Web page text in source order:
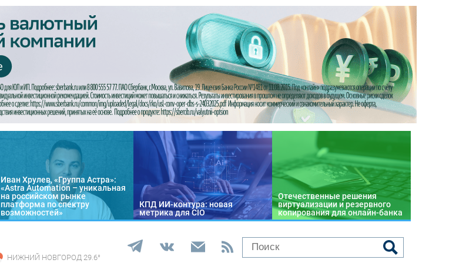
Иван Хрулев, «Группа Астра»:
«Astra Automation – уникальная
на российском рынке
платформа по спектру
возможностей»
КПД ИИ-контура: новая
метрика для CIO
Отечественные решения
виртуализации и резервного
копирования для онлайн-банка
НИЖНИЙ НОВГОРОД 29.6°